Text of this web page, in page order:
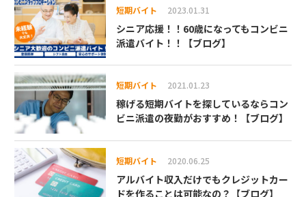
短期バイト 2023.01.31
シニア応援！！60歳になってもコンビニ
派遣バイト！！【ブログ】
短期バイト 2021.01.23
稼げる短期バイトを探しているならコン
ビニ派遣の夜勤がおすすめ！【ブログ】
短期バイト 2020.06.25
アルバイト収入だけでもクレジットカー
ドを作ることは可能なの？【ブログ】